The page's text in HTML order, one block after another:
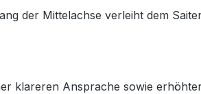
der Mittelachse verleiht dem
klareren Ansprache sowie